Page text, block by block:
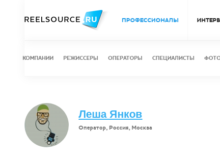
ПРОФЕССИОНАЛЫ
КОМПАНИИ РЕЖИССЕРЫ ОПЕРАТОРЫ СПЕЦИАЛИСТЫ
Леша Янков
Оператор, Россия, Москва